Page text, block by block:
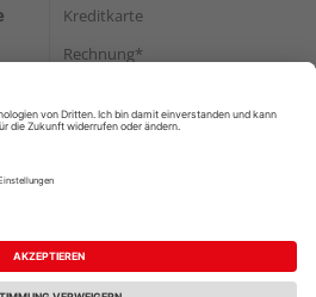
Kreditkarte
Rechnung*
Versand
Widerruf
Datenschutz
Vertrag widerrufen